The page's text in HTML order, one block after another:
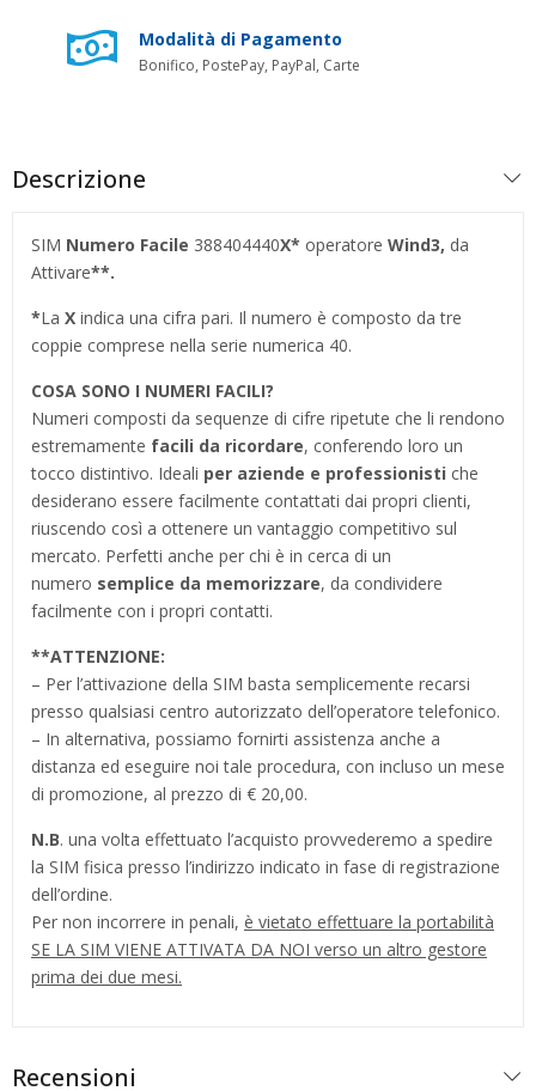
Modalità di Pagamento
Bonifico, PostePay, PayPal, Carte
Descrizione
SIM Numero Facile 388404440X* operatore Wind3, da
Attivare**.
*La X indica una cifra pari. Il numero è composto da tre
coppie comprese nella serie numerica 40.
COSA SONO I NUMERI FACILI?
Numeri composti da sequenze di cifre ripetute che li rendono
estremamente facili da ricordare, conferendo loro un
tocco distintivo. Ideali per aziende e professionisti che
desiderano essere facilmente contattati dai propri clienti,
riuscendo così a ottenere un vantaggio competitivo sul
mercato. Perfetti anche per chi è in cerca di un
numero semplice da memorizzare, da condividere
facilmente con i propri contatti.
**ATTENZIONE:
– Per l’attivazione della SIM basta semplicemente recarsi
presso qualsiasi centro autorizzato dell’operatore telefonico.
– In alternativa, possiamo fornirti assistenza anche a
distanza ed eseguire noi tale procedura, con incluso un mese
di promozione, al prezzo di € 20,00.
N.B. una volta effettuato l’acquisto provvederemo a spedire
la SIM fisica presso l’indirizzo indicato in fase di registrazione
dell’ordine.
Per non incorrere in penali, è vietato effettuare la portabilità
SE LA SIM VIENE ATTIVATA DA NOI verso un altro gestore
prima dei due mesi.
Recensioni